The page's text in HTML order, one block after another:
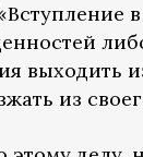
выходить
из